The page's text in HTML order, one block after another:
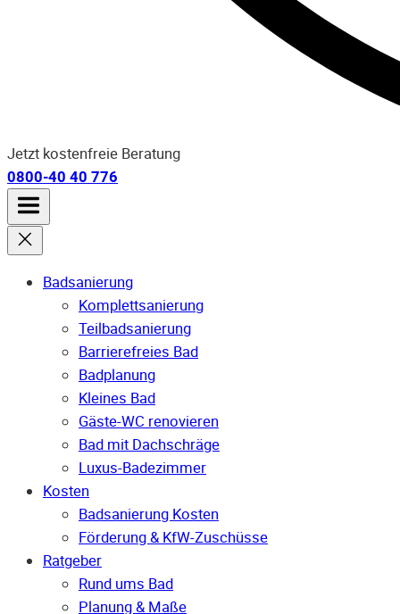
Jetzt kostenfreie Beratung
0800-40 40 776
Badsanierung
Komplettsanierung
Teilbadsanierung
Barrierefreies Bad
Badplanung
Kleines Bad
Gäste-WC renovieren
Bad mit Dachschräge
Luxus-Badezimmer
Kosten
Badsanierung Kosten
Förderung & KfW-Zuschüsse
Ratgeber
Rund ums Bad
Planung & Maße